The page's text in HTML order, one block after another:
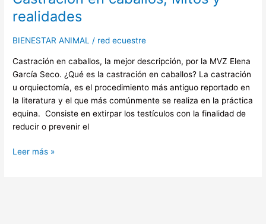
realidades
BIENESTAR ANIMAL / red ecuestre
Castración en caballos, la mejor descripción, por la MVZ Elena
García Seco. ¿Qué es la castración en caballos? La castración
u orquiectomía, es el procedimiento más antiguo reportado en
la literatura y el que más comúnmente se realiza en la práctica
equina. Consiste en extirpar los testículos con la finalidad de
reducir o prevenir el
Leer más »